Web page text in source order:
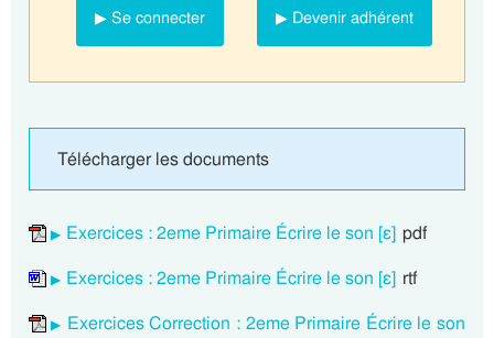
▶ Se connecter ▶ Devenir adhérent
Télécharger les documents
Exercices : 2eme Primaire Écrire le son [ɛ] pdf
Exercices : 2eme Primaire Écrire le son [ɛ] rtf
Exercices Correction : 2eme Primaire Écrire le son